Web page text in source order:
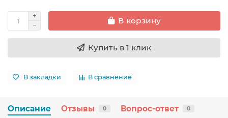
В корзину
Купить в 1 клик
В закладки В сравнение
Описание Отзывы 0 Вопрос-ответ 0